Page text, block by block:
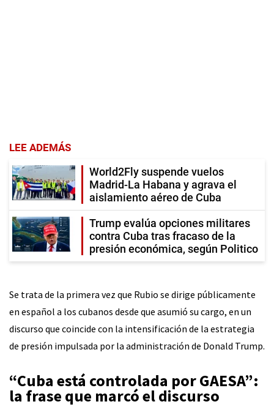
LEE ADEMÁS
World2Fly suspende vuelos
Madrid-La Habana y agrava el
aislamiento aéreo de Cuba
Trump evalúa opciones militares
contra Cuba tras fracaso de la
presión económica, según Politico
Se trata de la primera vez que Rubio se dirige públicamente
en español a los cubanos desde que asumió su cargo, en un
discurso que coincide con la intensificación de la estrategia
de presión impulsada por la administración de Donald Trump.
“Cuba está controlada por GAESA”:
la frase que marcó el discurso